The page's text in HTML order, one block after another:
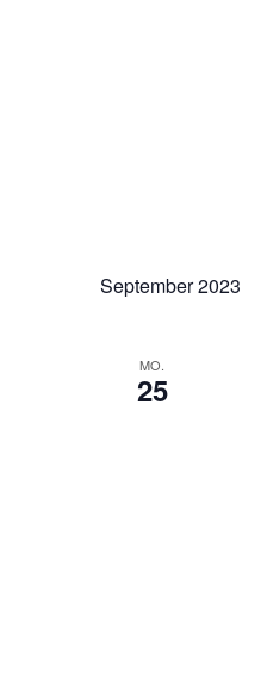
September 2023
MO.
25